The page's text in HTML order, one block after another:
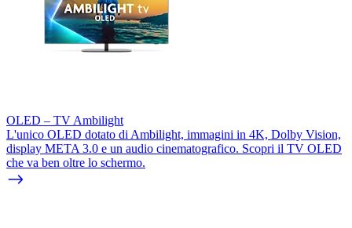
OLED – TV Ambilight
L'unico OLED dotato di Ambilight, immagini in 4K, Dolby Vision,
display META 3.0 e un audio cinematografico. Scopri il TV OLED
che va ben oltre lo schermo.